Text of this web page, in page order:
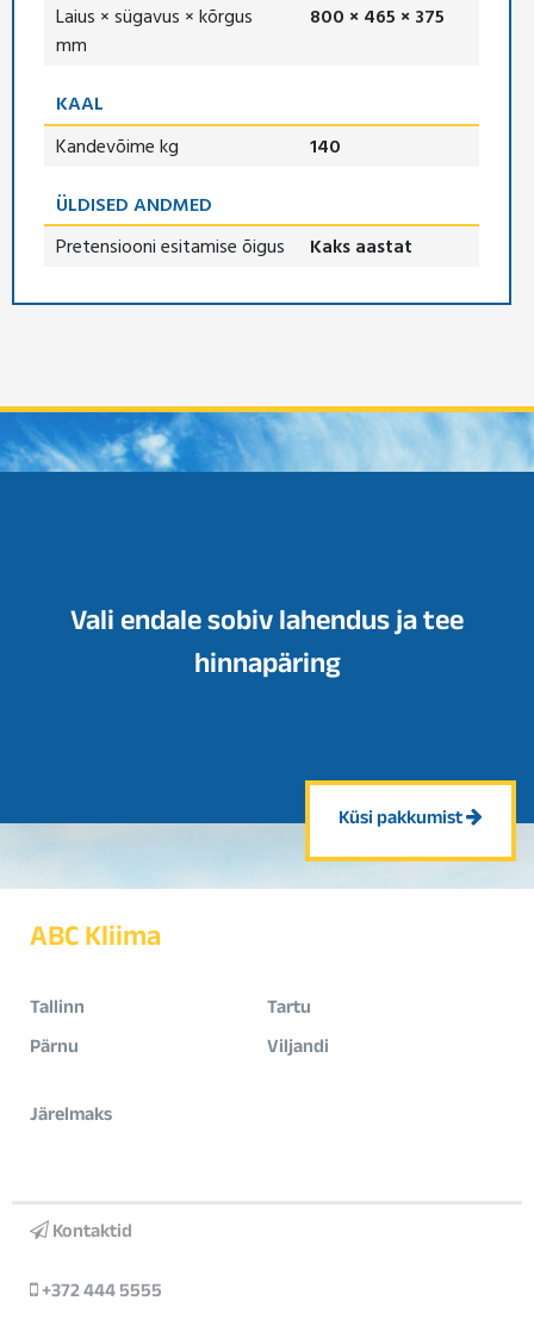
Laius × sügavus × kõrgus
mm
800 × 465 × 375
KAAL
Kandevõime kg
140
ÜLDISED ANDMED
Pretensiooni esitamise õigus
Kaks aastat
Vali endale sobiv lahendus ja tee
hinnapäring
Küsi pakkumist
ABC Kliima
Tallinn
Tartu
Pärnu
Viljandi
Järelmaks
Kontaktid
+372 444 5555